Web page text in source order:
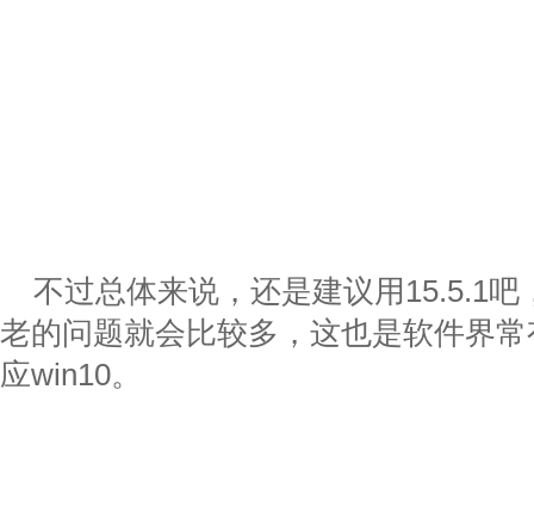
不过总体来说，还是建议用15.5.1吧
老的问题就会比较多，这也是软件界
应win10。